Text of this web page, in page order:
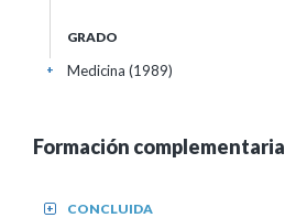
GRADO
Medicina (1989)
+
Formación complementaria
CONCLUIDA
+